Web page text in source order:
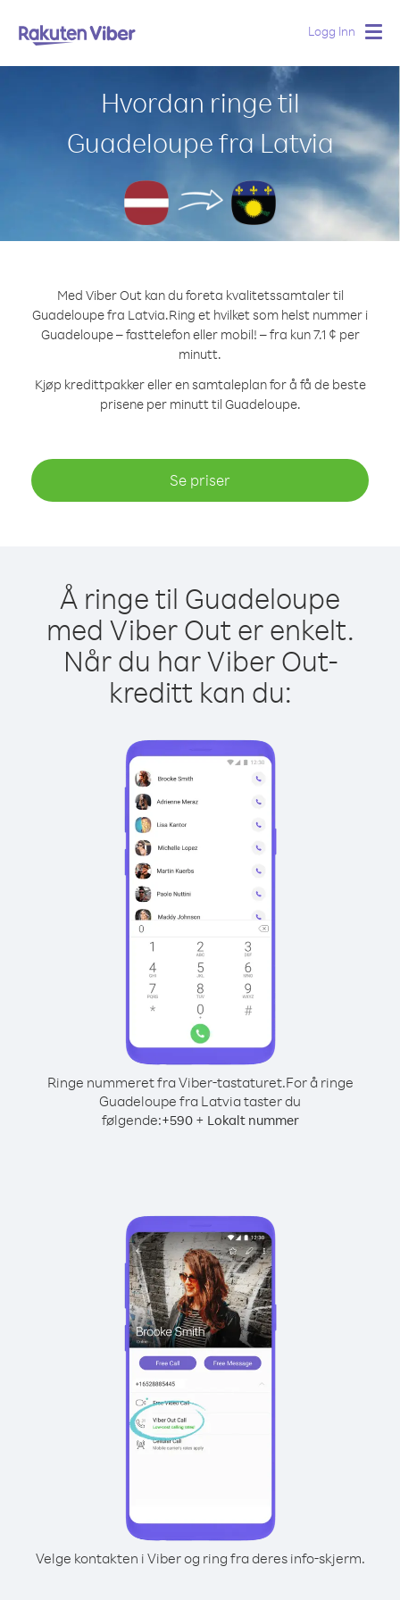
Logg Inn
Hvordan ringe til
Guadeloupe fra Latvia
Med Viber Out kan du foreta kvalitetssamtaler til
Guadeloupe fra Latvia.Ring et hvilket som helst nummer i
Guadeloupe – fasttelefon eller mobil! – fra kun 7.1 ¢ per
minutt.
Kjøp kredittpakker eller en samtaleplan for å få de beste
prisene per minutt til Guadeloupe.
Se priser
Å ringe til Guadeloupe
med Viber Out er enkelt.
Når du har Viber Out-
kreditt kan du:
Ringe nummeret fra Viber-tastaturet.For å ringe
Guadeloupe fra Latvia taster du
følgende:+590+ Lokalt nummer
Velge kontakten i Viber og ring fra deres info-skjerm.